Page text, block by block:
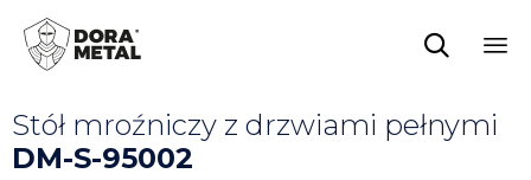

Stół mroźniczy z drzwiami pełnymi
DM-S-95002